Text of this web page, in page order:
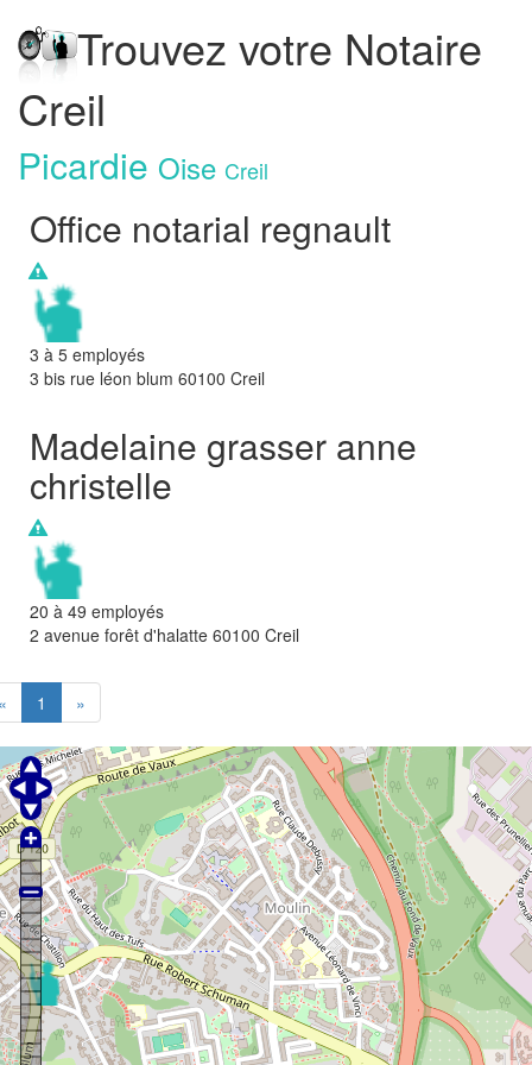
Trouvez votre Notaire
Creil
Picardie Oise Creil
Office notarial regnault
3 à 5 employés
3 bis rue léon blum 60100 Creil
Madelaine grasser anne
christelle
20 à 49 employés
2 avenue forêt d'halatte 60100 Creil
1 »